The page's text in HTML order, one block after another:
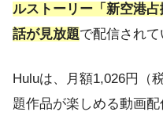
ルストーリー「新空港
話が見放題で配信されて
Huluは、月額1,026円（
題作品が楽しめる動画配